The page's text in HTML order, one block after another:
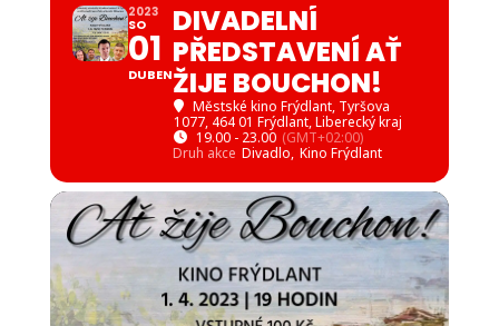
2023
SO
01
DUBEN
DIVADELNÍ
PŘEDSTAVENÍ AŤ
ŽIJE BOUCHON!
Městské kino Frýdlant, Tyršova
1077, 464 01 Frýdlant, Liberecký kraj
19.00 - 23.00 (GMT+02:00)
Druh akce Divadlo, Kino Frýdlant